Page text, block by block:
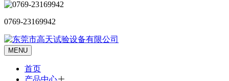
0769-23169942
MENU
首页
产品中心